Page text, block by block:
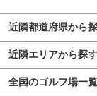
近隣都道府県から
近隣エリアから探す
全国のゴルフ場一覧